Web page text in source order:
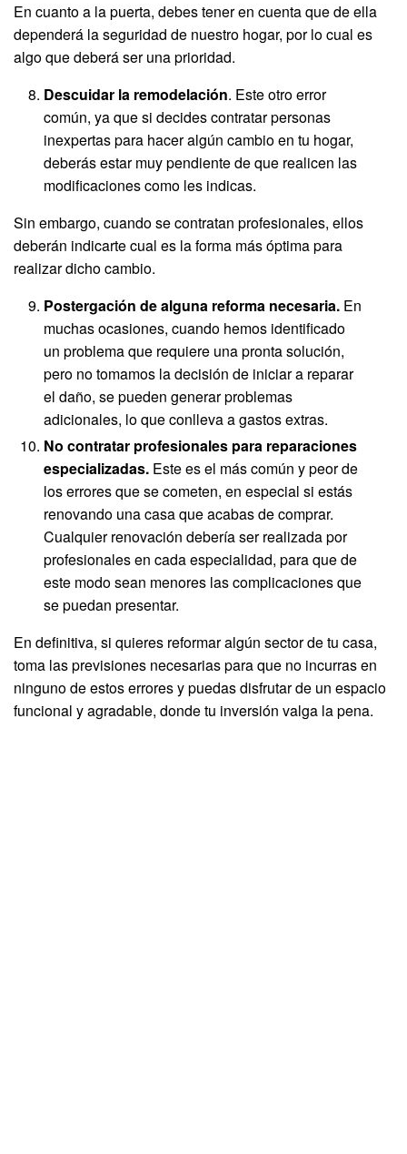
En cuanto a la puerta, debes tener en cuenta que de ella
dependerá la seguridad de nuestro hogar, por lo cual es
algo que deberá ser una prioridad.
Descuidar la remodelación. Este otro error
común, ya que si decides contratar personas
inexpertas para hacer algún cambio en tu hogar,
deberás estar muy pendiente de que realicen las
modificaciones como les indicas.
Sin embargo, cuando se contratan profesionales, ellos
deberán indicarte cual es la forma más óptima para
realizar dicho cambio.
Postergación de alguna reforma necesaria. En
muchas ocasiones, cuando hemos identificado
un problema que requiere una pronta solución,
pero no tomamos la decisión de iniciar a reparar
el daño, se pueden generar problemas
adicionales, lo que conlleva a gastos extras.
No contratar profesionales para reparaciones
especializadas. Este es el más común y peor de
los errores que se cometen, en especial si estás
renovando una casa que acabas de comprar.
Cualquier renovación debería ser realizada por
profesionales en cada especialidad, para que de
este modo sean menores las complicaciones que
se puedan presentar.
En definitiva, si quieres reformar algún sector de tu casa,
toma las previsiones necesarias para que no incurras en
ninguno de estos errores y puedas disfrutar de un espacio
funcional y agradable, donde tu inversión valga la pena.